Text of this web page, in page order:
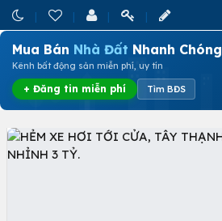
Mua Bán Nhà Đất Nhanh Chóng
Kênh bất động sản miễn phí, uy tín
+ Đăng tin miễn phí Tìm BĐS